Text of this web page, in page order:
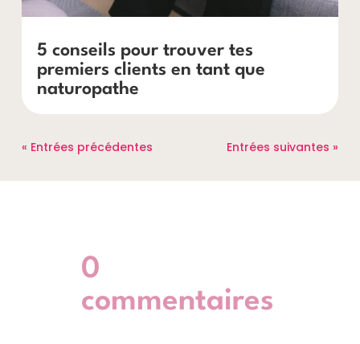
5 conseils pour trouver tes
premiers clients en tant que
naturopathe
« Entrées précédentes Entrées suivantes »
0
commentaires